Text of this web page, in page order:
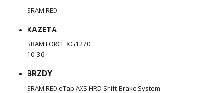
SRAM RED
KAZETA
SRAM FORCE XG1270
10-36
BRZDY
SRAM RED eTap AXS HRD Shift-Brake System